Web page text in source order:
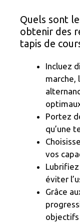
Quels sont
obtenir des
tapis de
Incluez
marche,
Portez
qu’une
vos
éviter
Grâce
objectifs